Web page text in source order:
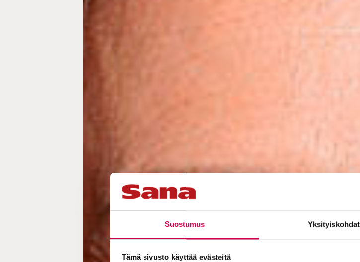
Suostumus Yksityiskohdat
Tämä sivusto käyttää evästeitä